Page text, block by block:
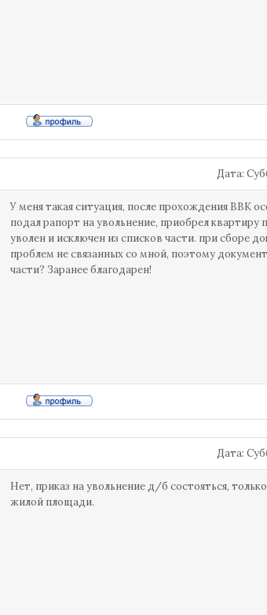
Дата:
У меня такая ситуация, после прохождения ВВК
подал рапорт на увольнение, приобрел
уволен и исключен из списков части. при сборе
проблем не связанных со мной, поэтому
части? Заранее благодарен!
Дата:
Нет, приказ на увольнение д/б состояться,
жилой площади.